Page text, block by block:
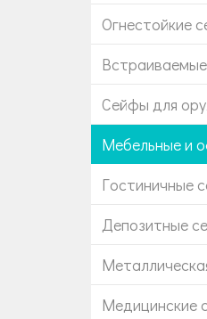
Огнестойкие
Сейфы для
Мебельные и
Гостиничные
Депозитные
Медицинские